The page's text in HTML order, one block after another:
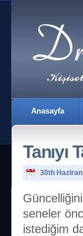
Anasayfa
İletişim
Tanıyı
30th
seneler
istediğim